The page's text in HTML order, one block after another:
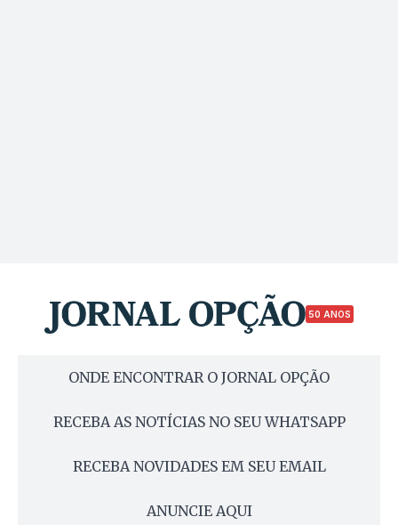
50 ANOS
ONDE ENCONTRAR O JORNAL OPÇÃO
RECEBA AS NOTÍCIAS NO SEU WHATSAPP
RECEBA NOVIDADES EM SEU EMAIL
ANUNCIE AQUI